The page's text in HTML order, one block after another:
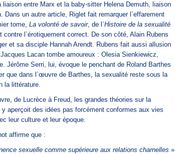
liaison entre Marx et la baby-sitter Helena Demuth, liaison
Dans un autre article, Riglet fait remarquer l`effarement
tome, La volonté de savoir, de l`Histoire de la sexualité
contre l`érotiquement correct. De son côté, Alain Rubens
et sa disciple Hannah Arendt. Rubens fait aussi allusion
Lacan tombe amoureux : Olesia Sienkiewicz,
Jérôme Serri, lui, évoque le penchant de Roland Barthes
que dans l`œuvre de Barthes, la sexualité reste sous la
la littérature.
de Lucrèce à Freud, les grandes théories sur la
aperçoit des idées pas forcément conformes aux vies
leur culture et leur époque.
affirme que :
sexuelle comme supérieure aux relations charnelles »